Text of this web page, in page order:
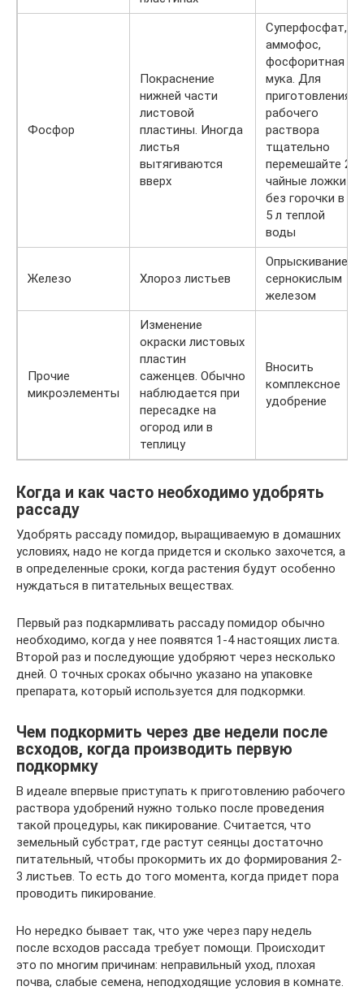
Фосфор
Покраснение
нижней части
листовой
пластины. Иногда
листья
вытягиваются
вверх
Суперфосфат,
аммофос,
фосфоритная
мука. Для
приготовления
рабочего
раствора
тщательно
перемешайте 2
чайные ложки
без горочки в
5 л теплой
воды
Железо Хлороз листьев
Опрыскивание
сернокислым
железом
Прочие
микроэлементы
Изменение
окраски листовых
пластин
саженцев. Обычно
наблюдается при
пересадке на
огород или в
теплицу
Вносить
комплексное
удобрение
Когда и как часто необходимо удобрять
рассаду
Удобрять рассаду помидор, выращиваемую в домашних
условиях, надо не когда придется и сколько захочется, а
в определенные сроки, когда растения будут особенно
нуждаться в питательных веществах.
Первый раз подкармливать рассаду помидор обычно
необходимо, когда у нее появятся 1-4 настоящих листа.
Второй раз и последующие удобряют через несколько
дней. О точных сроках обычно указано на упаковке
препарата, который используется для подкормки.
Чем подкормить через две недели после
всходов, когда производить первую
подкормку
В идеале впервые приступать к приготовлению рабочего
раствора удобрений нужно только после проведения
такой процедуры, как пикирование. Считается, что
земельный субстрат, где растут сеянцы достаточно
питательный, чтобы прокормить их до формирования 2-
3 листьев. То есть до того момента, когда придет пора
проводить пикирование.
Но нередко бывает так, что уже через пару недель
после всходов рассада требует помощи. Происходит
это по многим причинам: неправильный уход, плохая
почва, слабые семена, неподходящие условия в комнате.